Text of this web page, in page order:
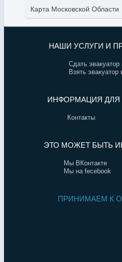
Карта Московской Области
НАШИ УСЛУГИ И
Сдать эвакуатор
Взять эвакуатор
ИНФОРМАЦИЯ ДЛЯ
Контакты
ЭТО МОЖЕТ БЫТЬ
Мы ВКонтакте
Мы на fecebook
ПРИНИМАЕМ К